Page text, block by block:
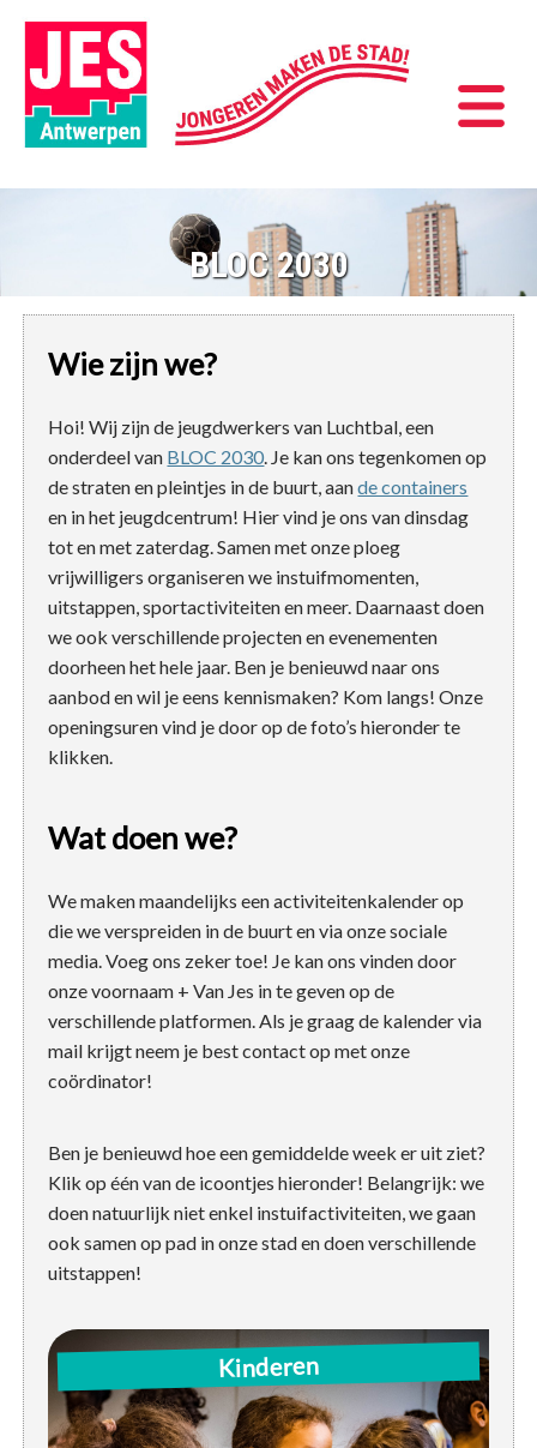
BLOC 2030
Wie zijn we?
Hoi! Wij zijn de jeugdwerkers van Luchtbal, een
onderdeel van BLOC 2030. Je kan ons tegenkomen op
de straten en pleintjes in de buurt, aande containers
en in het jeugdcentrum! Hier vind je ons van dinsdag
tot en met zaterdag. Samen met onze ploeg
vrijwilligers organiseren we instuifmomenten,
uitstappen, sportactiviteiten en meer. Daarnaast doen
we ook verschillende projecten en evenementen
doorheen het hele jaar. Ben je benieuwd naar ons
aanbod en wil je eens kennismaken? Kom langs! Onze
openingsuren vind je door op de foto’s hieronder te
klikken.
Wat doen we?
We maken maandelijks een activiteitenkalender op
die we verspreiden in de buurt en via onze sociale
media. Voeg ons zeker toe! Je kan ons vinden door
onze voornaam + Van Jes in te geven op de
verschillende platformen. Als je graag de kalender via
mail krijgt neem je best contact op met onze
coördinator!
Ben je benieuwd hoe een gemiddelde week er uit ziet?
Klik op één van de icoontjes hieronder! Belangrijk: we
doen natuurlijk niet enkel instuifactiviteiten, we gaan
ook samen op pad in onze stad en doen verschillende
uitstappen!
Kinderen
Di: 16:30u-18u | sportactiviteiten Sporthal Luchtbal
Woe: 14u-16u | instuif / activiteit
Do: 16u-18u | sportactiviteiten SPRK
Za: 14u-16u | instuif / activiteit